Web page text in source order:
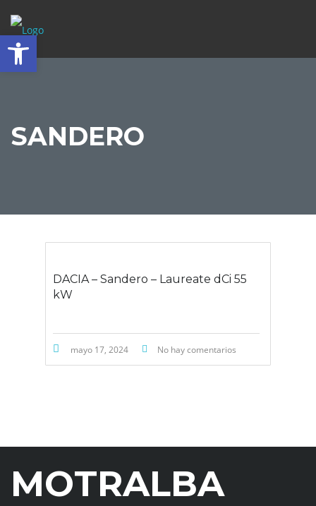
Abrir barra de herramientas
SANDERO
DACIA – Sandero – Laureate dCi 55
kW
mayo 17, 2024 No hay comentarios
MOTRALBA